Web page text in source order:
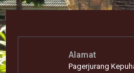
Alamat
Pagerjurang